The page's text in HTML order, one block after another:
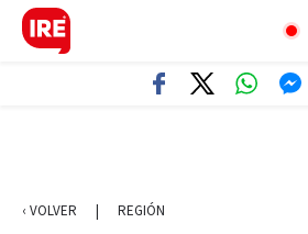
‹ VOLVER | REGIÓN